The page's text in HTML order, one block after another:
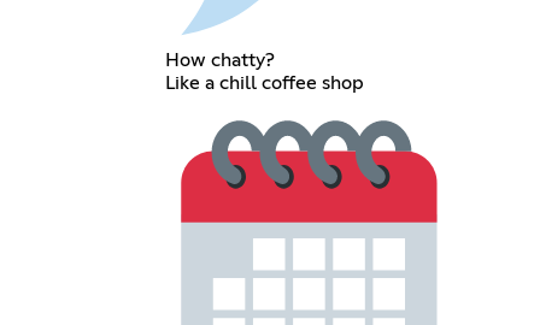
How chatty?
Like a chill coffee shop